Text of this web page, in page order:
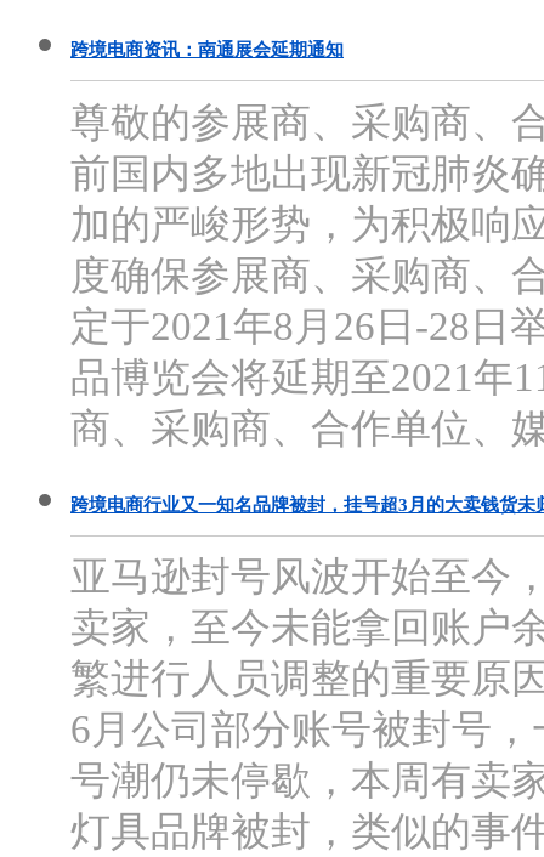
跨境电商资讯：南通展会延期通知
尊敬的参展商、采购商、
前国内多地出现新冠肺炎
加的严峻形势，为积极响
度确保参展商、采购商、
定于2021年8月26日-28日
品博览会将延期至2021年
商、采购商、合作单位、
跨境电商行业又一知名品牌被封，挂号超3月的大卖钱货未
亚马逊封号风波开始至今
卖家，至今未能拿回账户
繁进行人员调整的重要原
6月公司部分账号被封号
号潮仍未停歇，本周有卖
灯具品牌被封，类似的事